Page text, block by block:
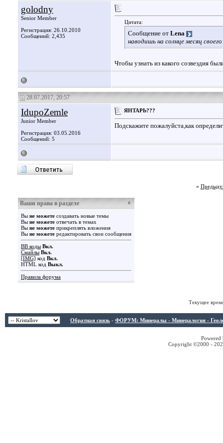
golodny
Senior Member
Регистрация: 26.10.2010
Сообщений: 2,435
Цитата:
Сообщение от Lena
наводишь на солнце месяц
Чтобы узнать из какого созвездия
28.07.2017, 20:57
IdupoZemle
Junior Member
Регистрация: 03.05.2016
Сообщений: 5
ЯНТАРЬ???
Подскажите пожалуйста,как
«
Ваши права в разделе
Вы не можете создавать новые темы
Вы не можете отвечать в темах
Вы не можете прикреплять вложения
Вы не можете редактировать свои сообщения
BB коды Вкл.
Смайлы Вкл.
[IMG] код Вкл.
HTML код Выкл.
Правила форума
Текущее
Обратная связь - ФОРУМ: Минералы - Минералогия -
Copyright ©2000 -